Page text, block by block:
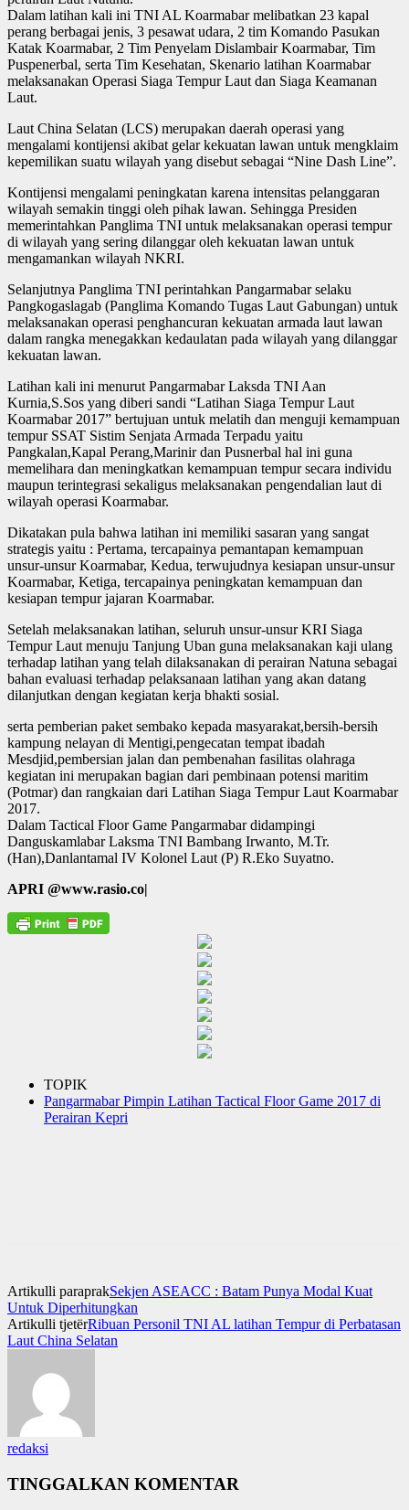
Dalam latihan kali ini TNI AL Koarmabar melibatkan 23 kapal
perang berbagai jenis, 3 pesawat udara, 2 tim Komando Pasukan
Katak Koarmabar, 2 Tim Penyelam Dislambair Koarmabar, Tim
Puspenerbal, serta Tim Kesehatan, Skenario latihan Koarmabar
melaksanakan Operasi Siaga Tempur Laut dan Siaga Keamanan
Laut.
Laut China Selatan (LCS) merupakan daerah operasi yang
mengalami kontijensi akibat gelar kekuatan lawan untuk mengklaim
kepemilikan suatu wilayah yang disebut sebagai “Nine Dash Line”.
Kontijensi mengalami peningkatan karena intensitas pelanggaran
wilayah semakin tinggi oleh pihak lawan. Sehingga Presiden
memerintahkan Panglima TNI untuk melaksanakan operasi tempur
di wilayah yang sering dilanggar oleh kekuatan lawan untuk
mengamankan wilayah NKRI.
Selanjutnya Panglima TNI perintahkan Pangarmabar selaku
Pangkogaslagab (Panglima Komando Tugas Laut Gabungan) untuk
melaksanakan operasi penghancuran kekuatan armada laut lawan
dalam rangka menegakkan kedaulatan pada wilayah yang dilanggar
kekuatan lawan.
Latihan kali ini menurut Pangarmabar Laksda TNI Aan
Kurnia,S.Sos yang diberi sandi “Latihan Siaga Tempur Laut
Koarmabar 2017” bertujuan untuk melatih dan menguji kemampuan
tempur SSAT Sistim Senjata Armada Terpadu yaitu
Pangkalan,Kapal Perang,Marinir dan Pusnerbal hal ini guna
memelihara dan meningkatkan kemampuan tempur secara individu
maupun terintegrasi sekaligus melaksanakan pengendalian laut di
wilayah operasi Koarmabar.
Dikatakan pula bahwa latihan ini memiliki sasaran yang sangat
strategis yaitu : Pertama, tercapainya pemantapan kemampuan
unsur-unsur Koarmabar, Kedua, terwujudnya kesiapan unsur-unsur
Koarmabar, Ketiga, tercapainya peningkatan kemampuan dan
kesiapan tempur jajaran Koarmabar.
Setelah melaksanakan latihan, seluruh unsur-unsur KRI Siaga
Tempur Laut menuju Tanjung Uban guna melaksanakan kaji ulang
terhadap latihan yang telah dilaksanakan di perairan Natuna sebagai
bahan evaluasi terhadap pelaksanaan latihan yang akan datang
dilanjutkan dengan kegiatan kerja bhakti sosial.
serta pemberian paket sembako kepada masyarakat,bersih-bersih
kampung nelayan di Mentigi,pengecatan tempat ibadah
Mesdjid,pembersian jalan dan pembenahan fasilitas olahraga
kegiatan ini merupakan bagian dari pembinaan potensi maritim
(Potmar) dan rangkaian dari Latihan Siaga Tempur Laut Koarmabar
2017.
Dalam Tactical Floor Game Pangarmabar didampingi
Danguskamlabar Laksma TNI Bambang Irwanto, M.Tr.
(Han),Danlantamal IV Kolonel Laut (P) R.Eko Suyatno.
APRI @www.rasio.co|
TOPIK
Pangarmabar Pimpin Latihan Tactical Floor Game 2017 di
Perairan Kepri
Artikulli paraprakSekjen ASEACC : Batam Punya Modal Kuat
Untuk Diperhitungkan
Artikulli tjetërRibuan Personil TNI AL latihan Tempur di Perbatasan
Laut China Selatan
redaksi
TINGGALKAN KOMENTAR